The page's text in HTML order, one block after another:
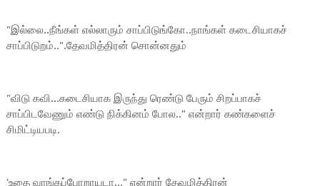
"இல்லை..நீங்கள் எல்லாரும் சாப்பிடுங்கோ..நாங்கள் கடைசியாகச்
சாப்பிடுறம்..".தேவமித்திரன் சொன்னதும்
"விடு கவி...கடைசியாக இருந்து ரெண்டு பேரும் சிறப்பாகச்
சாப்பிடவேணும் எண்டு நிக்கினம் போல.." என்றார் கண்களைச்
சிமிட்டியபடி.
'உதை வாங்கப்போறாயடா..." என்றார் தேவமித்திரன்